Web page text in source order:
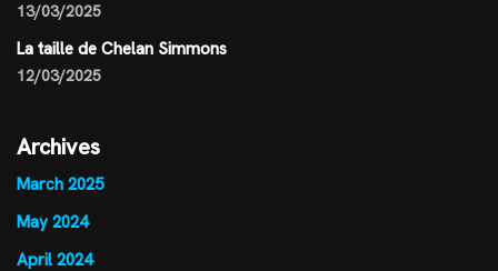
13/03/2025
La taille de Chelan Simmons
12/03/2025
Archives
March 2025
May 2024
April 2024